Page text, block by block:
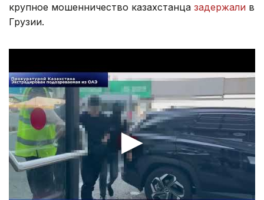
крупное мошенничество казахстанца задержали в
Грузии.